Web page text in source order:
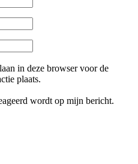
in deze browser voor de
plaats.
wordt op mijn bericht.